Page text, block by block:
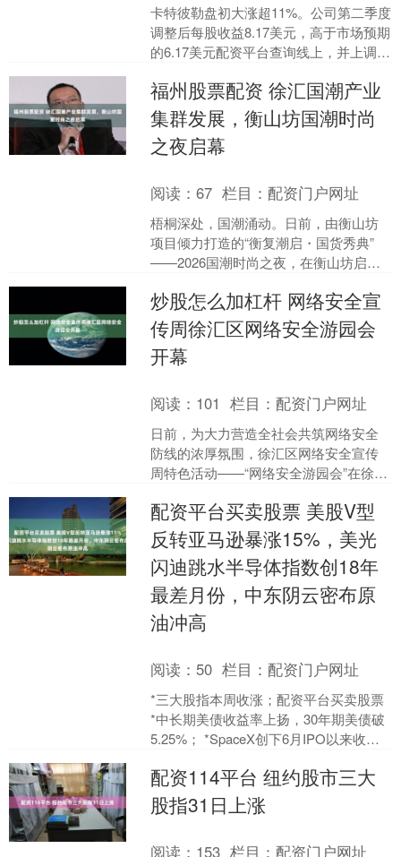
卡特彼勒盘初大涨超11%。公司第二季度
调整后每股收益8.17美元，高于市场预期
的6.17美元配资平台查询线上，并上调
福州股票配资 徐汇国潮产业
集群发展，衡山坊国潮时尚
之夜启幕
阅读：67 栏目：配资门户网址
梧桐深处，国潮涌动。日前，由衡山坊
项目倾力打造的“衡复潮启・国货秀典”
——2026国潮时尚之夜，在衡山坊启
坊国货潮品加速器的....
炒股怎么加杠杆 网络安全宣
传周徐汇区网络安全游园会
开幕
阅读： 101 栏目：配资门户网址
日前，为大力营造全社会共筑网络安全
防线的浓厚氛围，徐汇区网络安全宣传
周特色活动——“网络安全游园会”在徐家
浸式场景、趣味化互动....
配资平台买卖股票 美股V型
反转亚马逊暴涨15%，美光
闪迪跳水半导体指数创18年
最差月份，中东阴云密布原
油冲高
阅读： 50 栏目：配资门户网址
*三大股指本周收涨；配资平台买卖股票
*中长期美债收益率上扬，30年期美债破
5.25%； *SpaceX创下6月IPO以来收盘
配资114平台 纽约股市三大
股指31日上涨
阅读： 153 栏目：配资门户网址